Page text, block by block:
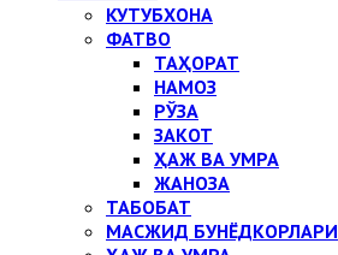
КУТУБХОНА
ФАТВО
ТАҲОРАТ
НАМОЗ
РЎЗА
ЗАКОТ
ҲАЖ ВА УМРА
ЖАНОЗА
ТАБОБАТ
МАСЖИД БУНЁДКОРЛАРИ